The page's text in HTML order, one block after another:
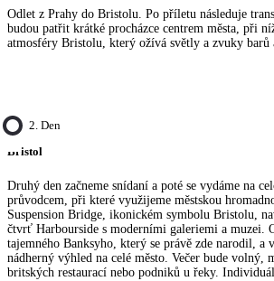
Odlet z Prahy do Bristolu. Po příletu následuje
budou patřit krátké procházce centrem města, při
atmosféry Bristolu, který ožívá světly a zvuky
2. Den
Bristol
Druhý den začneme snídaní a poté se vydáme na
průvodcem, při které využijeme městskou
Suspension Bridge, ikonickém symbolu Bristolu,
čtvrť Harbourside s moderními galeriemi a muzei.
tajemného Banksyho, který se právě zde narodil, a
nádherný výhled na celé město. Večer bude volný,
britských restaurací nebo podniků u řeky.